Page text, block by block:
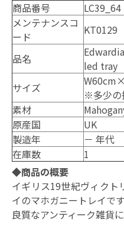
商品番号
LC39_64
メンテナンスコ
ード
KT0129
品名
led tray
サイズ
※多少の
素材
原産国
UK
製造年
－ 年代
在庫数
1
◆商品の概要
イギリス19世紀ヴィクト
イのマホガニートレイです
良質なアンティーク雑貨に